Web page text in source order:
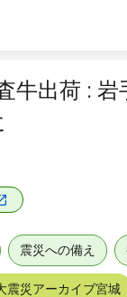
牛出荷 : 岩
震災への備え
震災アーカイブ宮城